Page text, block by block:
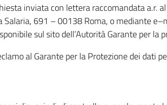
inviata con lettera raccomandata a.r.
691 – 00138 Roma, o mediante
sul sito dell’Autorità Garante per la
al Garante per la Protezione dei dati